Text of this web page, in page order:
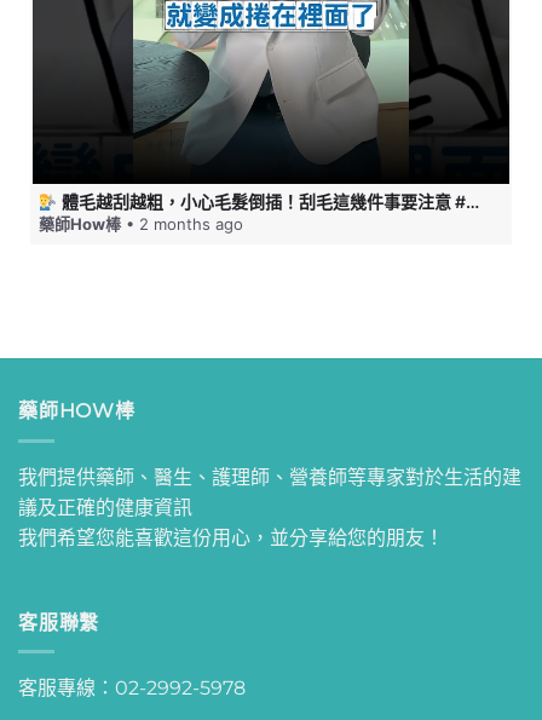
體毛越刮越粗，小心毛髮倒插！刮毛這幾件事要注意 #藥師HOW棒
藥師How棒 • 2 months ago
藥師HOW棒
我們提供藥師、醫生、護理師、營養師等專家對於生活的建
議及正確的健康資訊
我們希望您能喜歡這份用心，並分享給您的朋友！
客服聯繫
客服專線：02-2992-5978